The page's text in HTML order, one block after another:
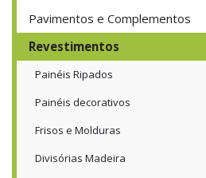
Pavimentos e Complementos
Revestimentos
Painéis Ripados
Painéis decorativos
Frisos e Molduras
Divisórias Madeira